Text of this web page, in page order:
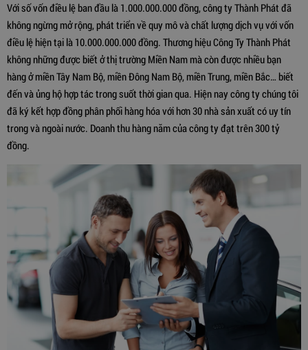
Với số vốn điều lệ ban đầu là 1.000.000.000 đồng, công ty Thành Phát đã
không ngừng mở rộng, phát triển về quy mô và chất lượng dịch vụ với vốn
điều lệ hiện tại là 10.000.000.000 đồng. Thương hiệu Công Ty Thành Phát
không những được biết ở thị trường Miền Nam mà còn được nhiều bạn
hàng ở miền Tây Nam Bộ, miền Đông Nam Bộ, miền Trung, miền Bắc… biết
đến và ủng hộ hợp tác trong suốt thời gian qua. Hiện nay công ty chúng tôi
đã ký kết hợp đồng phân phối hàng hóa với hơn 30 nhà sản xuất có uy tín
trong và ngoài nước. Doanh thu hàng năm của công ty đạt trên 300 tỷ
đồng.